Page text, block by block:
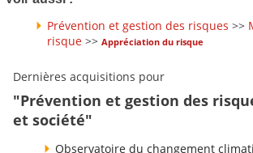
Prévention et gestion des risques >>
risque >> Appréciation du risque
Dernières acquisitions pour
"Prévention et gestion des
et société"
Observatoire du changement